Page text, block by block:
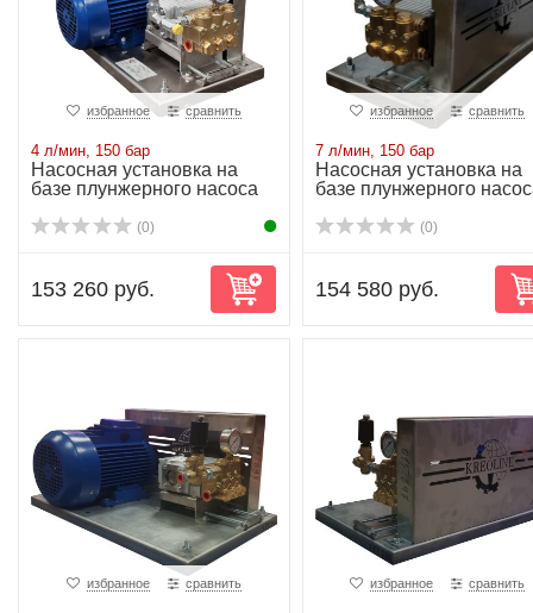
избранное сравнить
4 л/мин, 150 бар
Насосная установка на
базе плунжерного насоса
(0)
153 260 руб.
избранное сравнить
7 л/мин, 150 бар
Насосная установка на
базе плунжерного
(0)
154 580 руб.
избранное сравнить избранное сравнить